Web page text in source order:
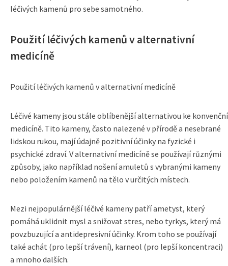
léčivých kamenů pro sebe samotného.
Použití léčivých kamenů v alternativní
medicíně
Použití léčivých kamenů v alternativní medicíně
Léčivé kameny jsou stále oblíbenější alternativou ke konvenční
medicíně. Tito kameny, často nalezené v přírodě a nesebrané
lidskou rukou, mají údajně pozitivní účinky na fyzické i
psychické zdraví. V alternativní medicíně se používají různými
způsoby, jako například nošení amuletů s vybranými kameny
nebo položením kamenů na tělo v určitých místech.
Mezi nejpopulárnější léčivé kameny patří ametyst, který
pomáhá uklidnit mysl a snižovat stres, nebo tyrkys, který má
povzbuzující a antidepresivní účinky. Krom toho se používají
také achát (pro lepší trávení), karneol (pro lepší koncentraci)
a mnoho dalších.